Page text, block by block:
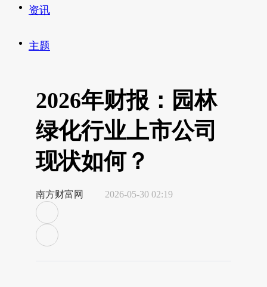
资讯
主题
2026年财报：园林
绿化行业上市公司
现状如何？
南方财富网 2026-05-30 02:19